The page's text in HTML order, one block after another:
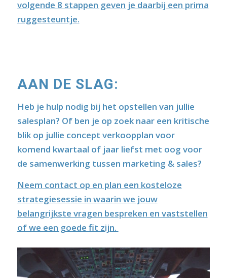
volgende 8 stappen geven je daarbij een prima
ruggesteuntje.
AAN DE SLAG:
Heb je hulp nodig bij het opstellen van jullie
salesplan? Of ben je op zoek naar een kritische
blik op jullie concept verkoopplan voor
komend kwartaal of jaar liefst met oog voor
de samenwerking tussen marketing & sales?
Neem contact op en plan een kosteloze
strategiesessie in waarin we jouw
belangrijkste vragen bespreken en vaststellen
of we een goede fit zijn.